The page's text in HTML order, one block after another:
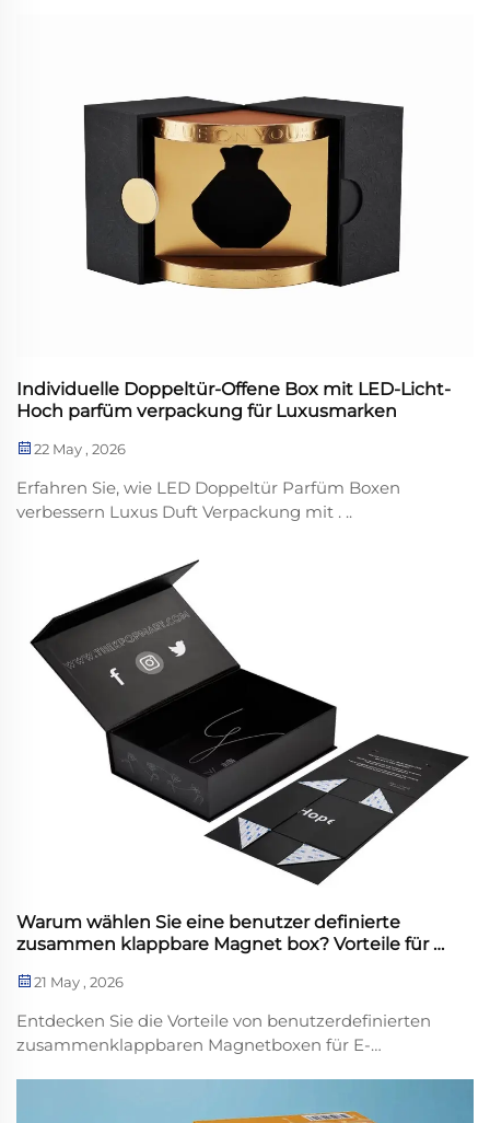
Individuelle Doppeltür-Offene Box mit LED-Licht-
Hoch parfüm verpackung für Luxusmarken
22 May , 2026
Erfahren Sie, wie LED Doppeltür Parfüm Boxen
verbessern Luxus Duft Verpackung mit . ..
Warum wählen Sie eine benutzer definierte
zusammen klappbare Magnet box? Vorteile für E-
lebigen Einzelhandels-und E-Commerce-
Produkte-es ist eine Brücke zwischen Marken
und Kunden. Für Unternehmen, die bala wollen
21 May , 2026
Entdecken Sie die Vorteile von benutzerdefinierten
zusammenklappbaren Magnetboxen für E-